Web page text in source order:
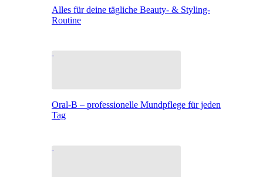
Alles für deine tägliche Beauty- & Styling-
Routine
Oral-B – professionelle Mundpflege für jeden
Tag